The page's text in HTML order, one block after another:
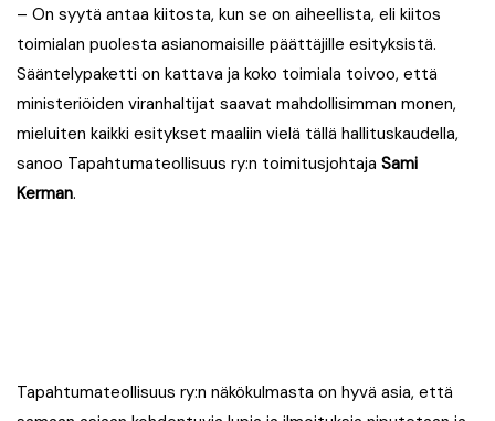
– On syytä antaa kiitosta, kun se on aiheellista, eli kiitos
toimialan puolesta asianomaisille päättäjille esityksistä.
Sääntelypaketti on kattava ja koko toimiala toivoo, että
ministeriöiden viranhaltijat saavat mahdollisimman monen,
mieluiten kaikki esitykset maaliin vielä tällä hallituskaudella,
sanoo Tapahtumateollisuus ry:n toimitusjohtaja Sami
Kerman.
Tapahtumateollisuus ry:n näkökulmasta on hyvä asia, että